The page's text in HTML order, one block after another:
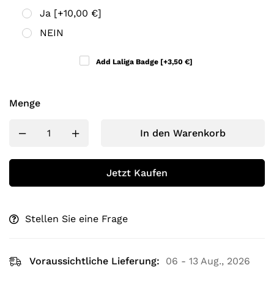
Ja [+10,00 €]
NEIN
Add Laliga Badge [+3,50 €]
Menge
In den Warenkorb
Jetzt Kaufen
Stellen Sie eine Frage
Voraussichtliche Lieferung: 06 - 13 Aug., 2026